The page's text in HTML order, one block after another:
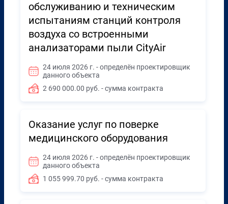
обслуживанию и техническим
испытаниям станций контроля
воздуха со встроенными
анализаторами пыли CityAir
24 июля 2026 г. - определён проектировщик
данного объекта
2 690 000.00 руб. - сумма контракта
Оказание услуг по поверке
медицинского оборудования
24 июля 2026 г. - определён проектировщик
данного объекта
1 055 999.70 руб. - сумма контракта